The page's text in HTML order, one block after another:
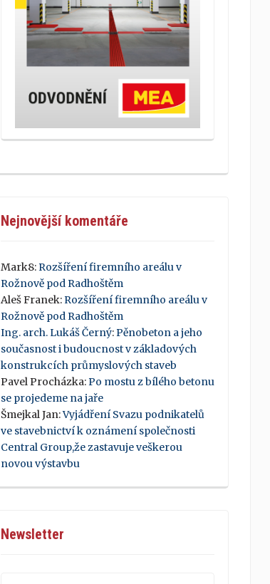
Nejnovější komentáře
Mark8:Rozšíření firemního areálu v
Rožnově pod Radhoštěm
Aleš Franek:Rozšíření firemního areálu v
Rožnově pod Radhoštěm
Ing. arch. Lukáš Černý:Pěnobeton a jeho
současnost i budoucnost v základových
konstrukcích průmyslových staveb
Pavel Procházka:Po mostu z bílého betonu
se projedeme na jaře
Šmejkal Jan:Vyjádření Svazu podnikatelů
ve stavebnictví k oznámení společnosti
Central Group,že zastavuje veškerou
novou výstavbu
Newsletter